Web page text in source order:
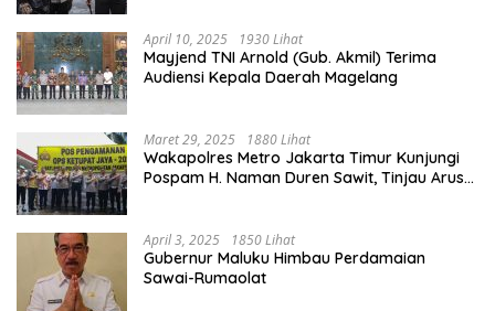
April 10, 2025 1930 Lihat
Mayjend TNI Arnold (Gub. Akmil) Terima
Audiensi Kepala Daerah Magelang
Maret 29, 2025 1880 Lihat
Wakapolres Metro Jakarta Timur Kunjungi
Pospam H. Naman Duren Sawit, Tinjau Arus
April 3, 2025 1850 Lihat
Gubernur Maluku Himbau Perdamaian
Sawai-Rumaolat